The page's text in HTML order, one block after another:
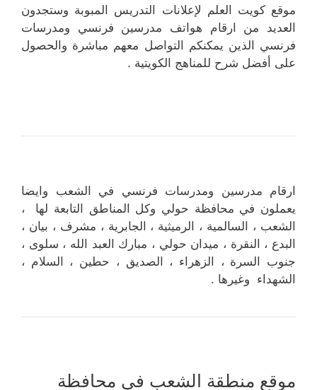
موقع كويت العلم لإعلانات التدريس المبوبة وستجدون
العديد من ارقام هواتف مدرسين فرنسي ومدرسات
فرنسي الذين يمكنكم التواصل معهم مباشرة والحصول
على أفضل شرح للمناهج الكويتية .
ارقام مدرسين ومدرسات فرنسي في الشعب وايضا
يعملون في محافظة حولي وكل المناطق التابعة لها ،
الشعب ، السالمية ، الرميثية ، الجابرية ، مشرف ، بيان ،
البدع ، النقرة ، ميدان حولي ، مبارك العبد الله ، سلوى ،
جنوب السرة ، الزهراء ، الصديق ، حطين ، السلام ،
الشهداء وغيرها .
موقع منطقة الشعب في محافظة